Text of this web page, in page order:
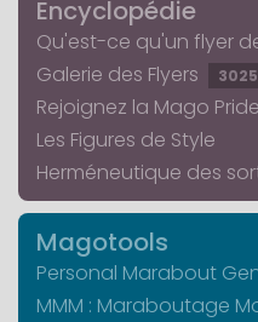
Encyclopédie
Qu'est-ce qu'un flyer
Galerie des Flyers
3025
Rejoignez la Mago
Les Figures de Style
Herméneutique des
Magotools
Personal Marabout
MMM : Maraboutage